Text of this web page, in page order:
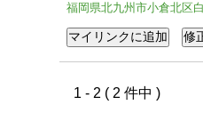
福岡県北九州市小倉北区
1 - 2 ( 2 件中 )